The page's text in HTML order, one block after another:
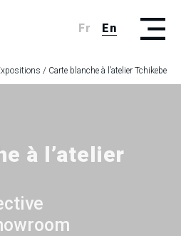
Fr En
/ Carte blanche à l’atelier Tchikebe
à l’atelier